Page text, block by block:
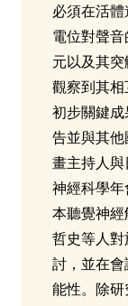
必須在活
電位對聲
元以及其
觀察到其
初步關鍵成
告並與其
畫主持人
神經科學年
本聽覺神
哲史等人
討，並在
能性。除